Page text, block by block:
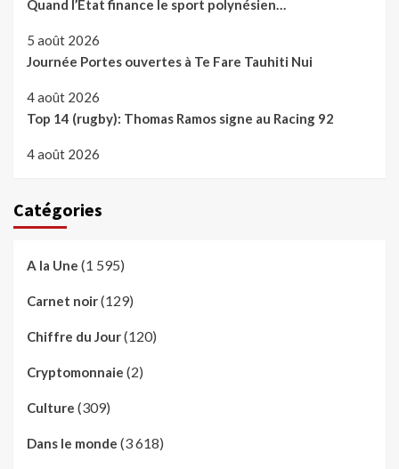
Quand l’Etat finance le sport polynésien…
5 août 2026
Journée Portes ouvertes à Te Fare Tauhiti Nui
4 août 2026
Top 14 (rugby): Thomas Ramos signe au Racing 92
4 août 2026
Catégories
A la Une (1 595)
Carnet noir(129)
Chiffre du Jour(120)
Cryptomonnaie (2)
Culture (309)
Dans le monde (3 618)